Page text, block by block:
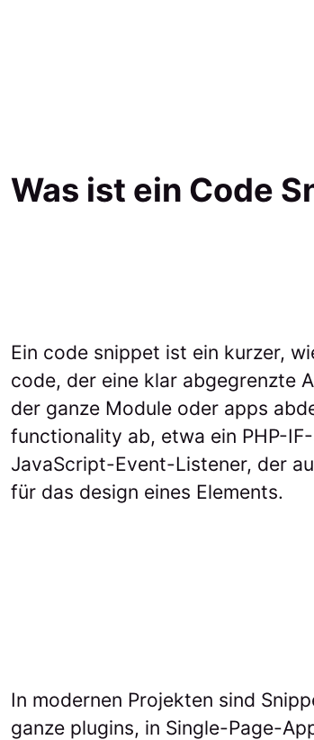
Was ist ein Code
Ein code snippet ist ein kurzer,
code, der eine klar abgegrenzte
der ganze Module oder apps
functionality ab, etwa ein PHP-
JavaScript-Event-Listener, der
für das design eines Elements.
In modernen Projekten sind
ganze plugins, in Single-Page-